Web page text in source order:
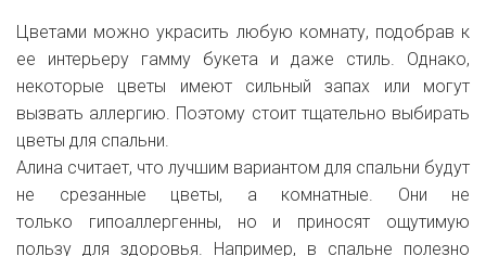
Цветами можно украсить любую комнату, подобрав к
ее интерьеру гамму букета и даже стиль. Однако,
некоторые цветы имеют сильный запах или могут
вызвать аллергию. Поэтому стоит тщательно выбирать
цветы для спальни.
Алина считает, что лучшим вариантом для спальни будут
не срезанные цветы, а комнатные. Они не
только гипоаллергенны, но и приносят ощутимую
пользу для здоровья. Например, в
спальне полезно